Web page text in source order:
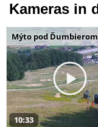
Kameras in
Mýto pod
10:33